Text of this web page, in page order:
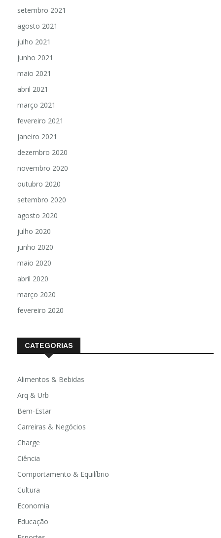
setembro 2021
agosto 2021
julho 2021
junho 2021
maio 2021
abril 2021
março 2021
fevereiro 2021
janeiro 2021
dezembro 2020
novembro 2020
outubro 2020
setembro 2020
agosto 2020
julho 2020
junho 2020
maio 2020
abril 2020
março 2020
fevereiro 2020
CATEGORIAS
Alimentos & Bebidas
Arq & Urb
Bem-Estar
Carreiras & Negócios
Charge
Ciência
Comportamento & Equilíbrio
Cultura
Economia
Educação